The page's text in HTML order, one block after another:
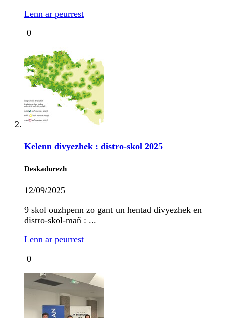
Lenn ar peurrest
0
Kelenn divyezhek : distro-skol 2025
Deskadurezh
12/09/2025
9 skol ouzhpenn zo gant un hentad divyezhek en
distro-skol-mañ : ...
Lenn ar peurrest
0